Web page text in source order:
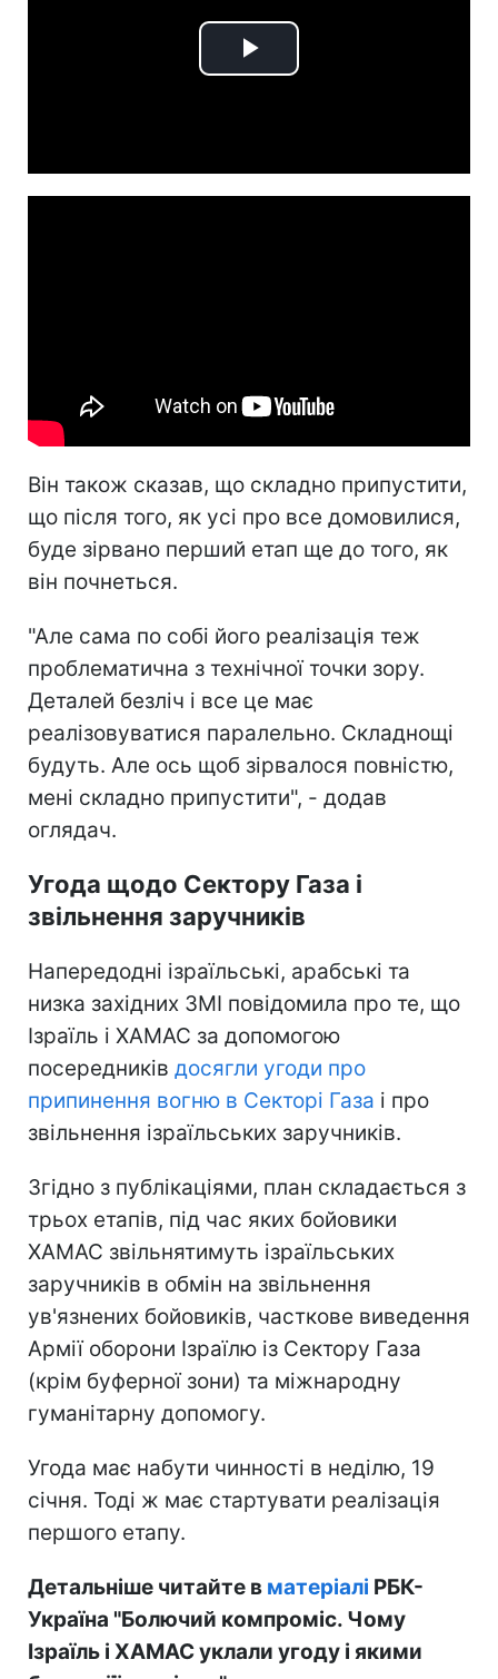
Play
Він також сказав, що складно припустити,
що після того, як усі про все домовилися,
буде зірвано перший етап ще до того, як
він почнеться.
"Але сама по собі його реалізація теж
проблематична з технічної точки зору.
Деталей безліч і все це має
реалізовуватися паралельно. Складнощі
будуть. Але ось щоб зірвалося повністю,
мені складно припустити", - додав
оглядач.
Угода щодо Сектору Газа і
звільнення заручників
Напередодні ізраїльські, арабські та
низка західних ЗМІ повідомила про те, що
Ізраїль і ХАМАС за допомогою
посередників досягли угоди про
припинення вогню в Секторі Газа і про
звільнення ізраїльських заручників.
Згідно з публікаціями, план складається з
трьох етапів, під час яких бойовики
ХАМАС звільнятимуть ізраїльських
заручників в обмін на звільнення
ув'язнених бойовиків, часткове виведення
Армії оборони Ізраїлю із Сектору Газа
(крім буферної зони) та міжнародну
гуманітарну допомогу.
Угода має набути чинності в неділю, 19
січня. Тоді ж має стартувати реалізація
першого етапу.
Детальніше читайте в матеріалі РБК-
Україна "Болючий компроміс. Чому
Ізраїль і ХАМАС уклали угоду і якими